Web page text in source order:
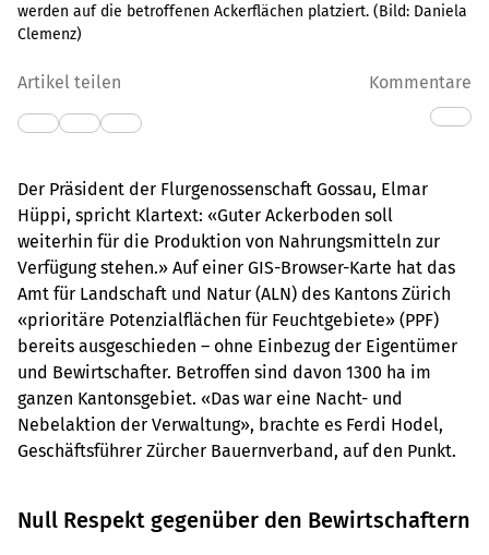
werden auf die betroffenen Ackerflächen platziert. (Bild: Daniela
Clemenz)
Artikel teilen Kommentare
Der Präsident der Flurgenossenschaft Gossau, Elmar
Hüppi, spricht Klartext: «Guter Ackerboden soll
weiterhin für die Produktion von Nahrungsmitteln zur
Verfügung stehen.» Auf einer GIS-Browser-Karte hat das
Amt für Landschaft und Natur (ALN) des Kantons Zürich
«prioritäre Potenzialflächen für Feuchtgebiete» (PPF)
bereits ausgeschieden – ohne Einbezug der Eigentümer
und Bewirtschafter. Betroffen sind davon 1300 ha im
ganzen Kantonsgebiet. «Das war eine Nacht- und
Nebelaktion der Verwaltung», brachte es Ferdi Hodel,
Geschäftsführer Zürcher Bauernverband, auf den Punkt.
Null Respekt gegenüber den Bewirtschaftern